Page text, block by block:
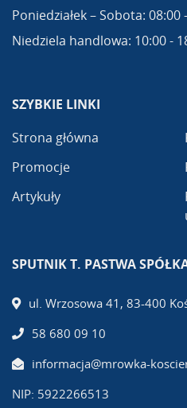
Poniedziałek – Sobota: 08:00
Niedziela handlowa: 10:00 -
SZYBKIE LINKI
Strona główna
Promocje
Artykuły
SPUTNIK T. PASTWA
ul. Wrzosowa 41, 83-400
58 680 09 10
informacja@mrowka-
NIP: 5922266513